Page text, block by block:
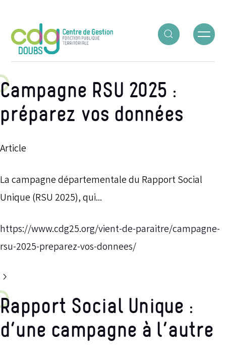
Campagne RSU 2025 :
préparez vos données
Article
La campagne départementale du Rapport Social
Unique (RSU 2025), qui...
https://www.cdg25.org/vient-de-paraitre/campagne-
rsu-2025-preparez-vos-donnees/
Rapport Social Unique :
d’une campagne à l’autre